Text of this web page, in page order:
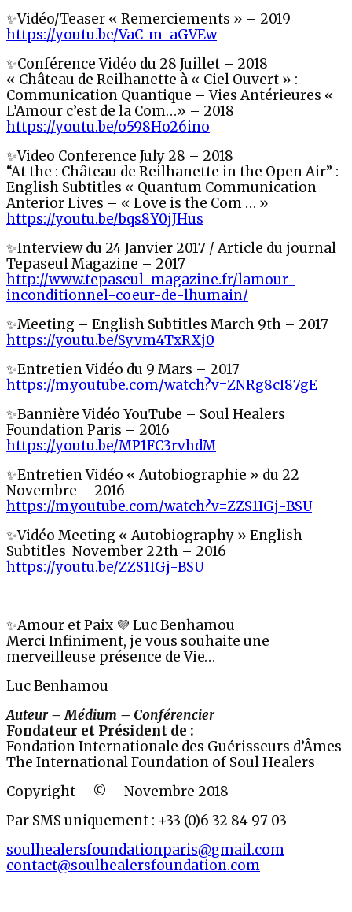
✨Vidéo/Teaser « Remerciements » – 2019
https://youtu.be/VaC_m-aGVEw
✨Conférence Vidéo du 28 Juillet – 2018
« Château de Reilhanette à « Ciel Ouvert » :
Communication Quantique – Vies Antérieures «
L’Amour c’est de la Com…» – 2018
https://youtu.be/o598Ho26ino
✨Video Conference July 28 – 2018
“At the : Château de Reilhanette in the Open Air” :
English Subtitles « Quantum Communication
Anterior Lives – « Love is the Com … »
https://youtu.be/bqs8Y0jJHus
✨Interview du 24 Janvier 2017 / Article du journal
Tepaseul Magazine – 2017
http://www.tepaseul-magazine.fr/lamour-
inconditionnel-coeur-de-lhumain/
✨Meeting – English Subtitles March 9th – 2017
https://youtu.be/Syvm4TxRXj0
✨Entretien Vidéo du 9 Mars – 2017
https://m.youtube.com/watch?v=ZNRg8cI87gE
✨Bannière Vidéo YouTube – Soul Healers
Foundation Paris – 2016
https://youtu.be/MP1FC3rvhdM
✨Entretien Vidéo « Autobiographie » du 22
Novembre – 2016
https://m.youtube.com/watch?v=ZZS1IGj-BSU
✨Vidéo Meeting « Autobiography » English
Subtitles November 22th – 2016
https://youtu.be/ZZS1IGj-BSU
✨Amour et Paix 💜 Luc Benhamou
Merci Infiniment, je vous souhaite une
merveilleuse présence de Vie…
Luc Benhamou
Auteur – Médium – Conférencier
Fondateur et Président de :
Fondation Internationale des Guérisseurs d’Âmes
The International Foundation of Soul Healers
Copyright – © – Novembre 2018
Par SMS uniquement : +33 (0)6 32 84 97 03
soulhealersfoundationparis@gmail.com
contact@soulhealersfoundation.com